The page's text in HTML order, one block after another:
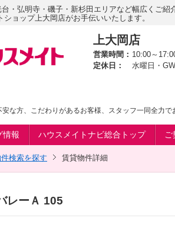
・弘明寺・磯子・新杉田エリアなど幅広くご
ョップ上大岡店がお手伝いいたします。
上大岡店
営業時間： 10:00～
定休日：
水曜日・
な方、こだわりがあるお客様、スタッフ一同全力
情報 ハウスメイトナビ総合トップ
検索を探す 賃貸物件詳細
レーＡ 105